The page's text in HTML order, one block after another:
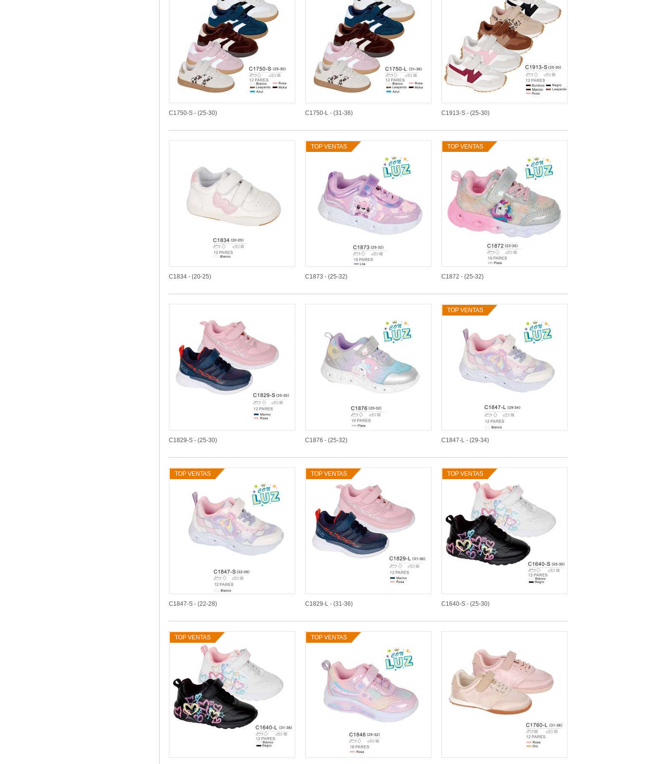
C1750-S - (25-30) C1750-L - (31-36) C1913-S - (25-30)
C1834 - (20-25)
TOP VENTAS
C1873 - (25-32)
TOP VENTAS
C1872 - (25-32)
C1829-S - (25-30) C1876 - (25-32)
TOP VENTAS
C1847-L - (29-34)
TOP VENTAS
C1847-S - (22-28)
TOP VENTAS
C1829-L - (31-36)
TOP VENTAS
C1640-S - (25-30)
TOP VENTAS TOP VENTAS